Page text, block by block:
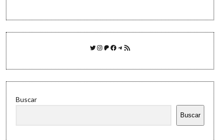
Twitter
Instagram
Patreon
Facebook
Telegram
Feed RSS
Buscar
Buscar